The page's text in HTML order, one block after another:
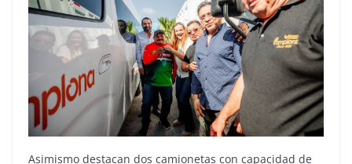
Asimismo destacan dos camionetas con capacidad de